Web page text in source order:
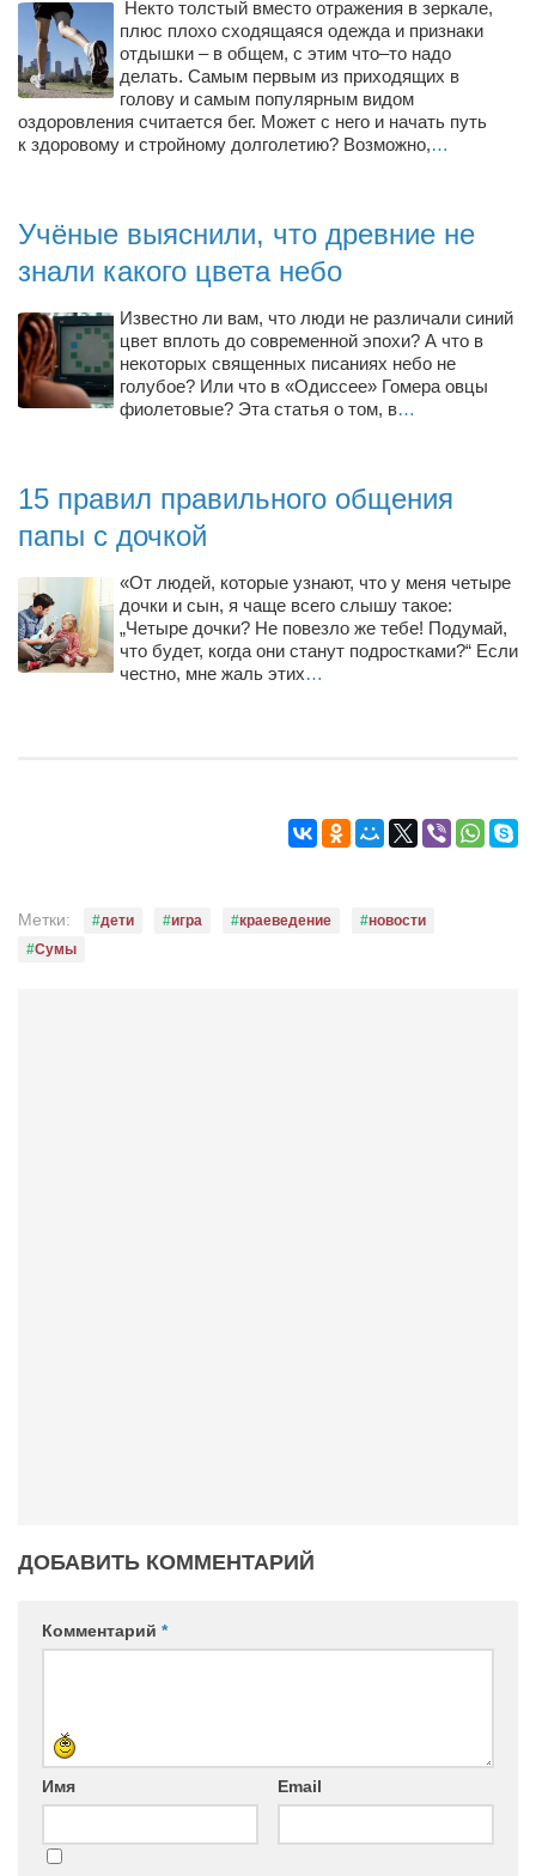
Конкурсы
Фестиваль. Конкурс «Колибри» 2017
Конкурс «Колибри» 2016
Конкурс «Колибри» 2015
Конкурс «Колибри — детям!» 2014
Конкурс «Колибри» 2013
Интервью
Афиша
Афиша Киев
О нас
Некто толстый вместо отражения в зеркале,
плюс плохо сходящаяся одежда и признаки
отдышки – в общем, с этим что–то надо
делать. Самым первым из приходящих в
голову и самым популярным видом
оздоровления считается бег. Может с него и начать путь
к здоровому и стройному долголетию? Возможно,…
Учёные выяснили, что древние не
знали какого цвета небо
Известно ли вам, что люди не различали синий
цвет вплоть до современной эпохи? А что в
некоторых священных писаниях небо не
голубое? Или что в «Одиссее» Гомера овцы
фиолетовые? Эта статья о том, в…
15 правил правильного общения
папы с дочкой
«От людей, которые узнают, что у меня четыре
дочки и сын, я чаще всего слышу такое:
„Четыре дочки? Не повезло же тебе! Подумай,
что будет, когда они станут подростками?“ Если
честно, мне жаль этих…
Метки: дети игра краеведение
новости
Сумы
ДОБАВИТЬ КОММЕНТАРИЙ
Комментарий *
Имя Email